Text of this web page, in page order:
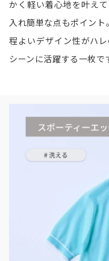
かく軽い着心地を叶え
入れ簡単な点もポイント。
程よいデザイン性がハ
シーンに活躍する一枚で